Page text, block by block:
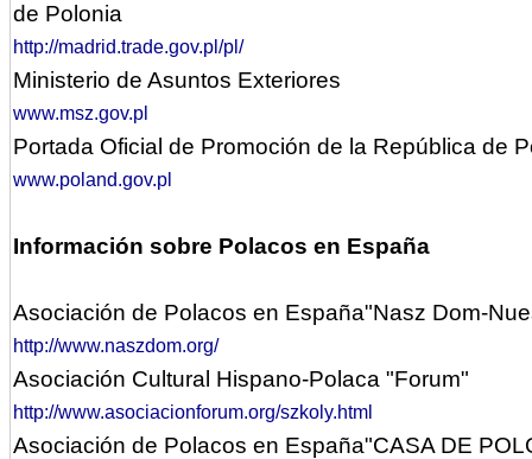
de Polonia
http://madrid.trade.gov.pl/pl/
Ministerio de Asuntos Exteriores
www.msz.gov.pl
Portada Oficial de Promoción de la República de
www.poland.gov.pl
Información sobre Polacos en España
Asociación de Polacos en España"Nasz Dom-
http://www.naszdom.org/
Asociación Cultural Hispano-Polaca "Forum"
http://www.asociacionforum.org/szkoly.html
Asociación de Polacos en España"CASA DE